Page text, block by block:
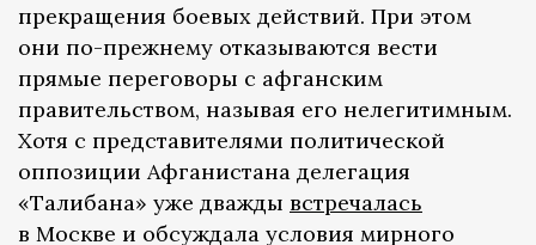
прекращения боевых действий. При этом
они по-прежнему отказываются вести
прямые переговоры с афганским
правительством, называя его нелегитимным.
Хотя с представителями политической
оппозиции Афганистана делегация
«Талибана» уже дважды встречалась
в Москве и обсуждала условия мирного